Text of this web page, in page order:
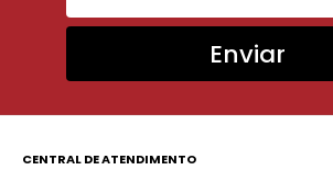
Enviar
CENTRAL DE ATENDIMENTO